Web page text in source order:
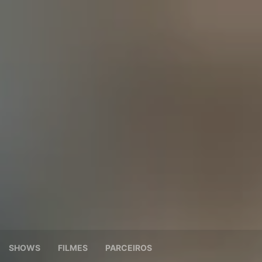
SHOWS FILMES PARCEIROS